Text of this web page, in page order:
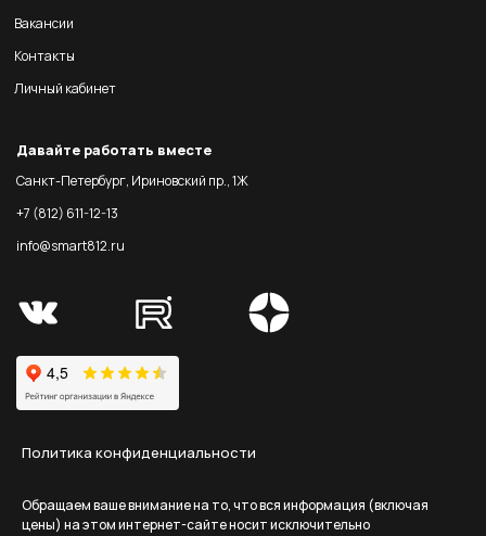
Вакансии
Контакты
Личный кабинет
Давайте работать вместе
Санкт-Петербург, Ириновский пр., 1Ж
+7 (812) 611-12-13
info@smart812.ru
Политика конфиденциальности
Обращаем ваше внимание на то, что вся информация (включая
цены) на этом интернет-сайте носит исключительно